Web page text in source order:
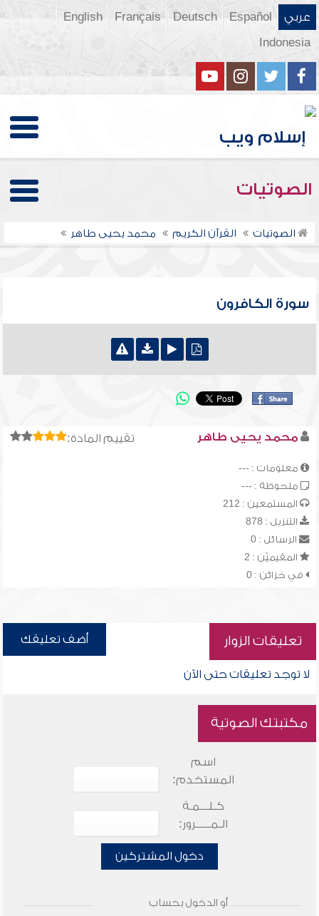
عربي Español
Deutsch
Français
English
Indonesia
الصوتيات
الصوتيات القرآن الكريم محمد يحيى طاهر
سورة الكافرون
تقييم المادة: محمد يحيى طاهر
معلومات : ---
ملحوظة : ---
المستمعين : 212
التنزيل : 878
الرسائل : 0
المقيميّن : 2
في خزائن : 0
تعليقات الزوار أضف تعليقك
لا توجد تعليقات حتى الآن
مكتبتك الصوتية
اسم
المستخدم:
كـلـــمـة
الـمـــــرور:
دخول المشتركين
أو الدخول بحساب